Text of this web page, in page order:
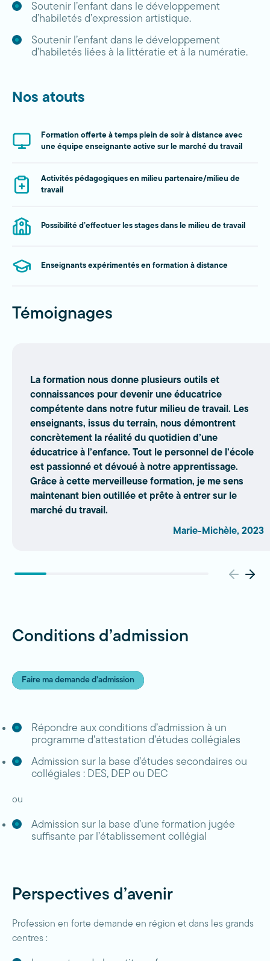
Soutenir l’enfant dans le développement
d’habiletés d’expression artistique.
Soutenir l’enfant dans le développement
d’habiletés liées à la littératie et à la numératie.
Nos atouts
Formation offerte à temps plein de soir à distance avec
une équipe enseignante active sur le marché du travail
Activités pédagogiques en milieu partenaire/milieu de
travail
Possibilité d’effectuer les stages dans le milieu de travail
Enseignants expérimentés en formation à distance
Témoignages
La formation nous donne plusieurs outils et
connaissances pour devenir une éducatrice
compétente dans notre futur milieu de travail. Les
enseignants, issus du terrain, nous démontrent
concrètement la réalité du quotidien d’une
éducatrice à l’enfance. Tout le personnel de l’école
est passionné et dévoué à notre apprentissage.
Grâce à cette merveilleuse formation, je me sens
maintenant bien outillée et prête à entrer sur le
marché du travail.
Marie-Michèle, 2023
Conditions d’admission
Faire ma demande d’admission
Répondre aux conditions d’admission à un
programme d’attestation d’études collégiales
Admission sur la base d’études secondaires ou
collégiales : DES, DEP ou DEC
ou
Admission sur la base d’une formation jugée
suffisante par l’établissement collégial
Perspectives d’avenir
Profession en forte demande en région et dans les grands
centres :